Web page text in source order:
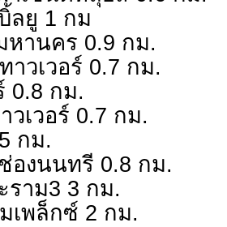
ลยู 1 กม
หานคร 0.9 กม.
วเวอร์ 0.7 กม.
0.8 กม.
เวอร์ 0.7 กม.
กม.
องนนทรี 0.8 กม.
ราม3 3 กม.
เพล็กซ์ 2 กม.